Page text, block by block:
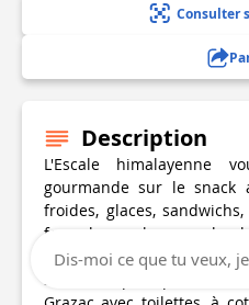
Consulter
Description
L'Escale himalayenne
gourmande sur le snack
froides, glaces,
formule snack, ... sur le
Gorges du Lignon.
Snack au plus près de la
Dis-moi ce que tu veux,